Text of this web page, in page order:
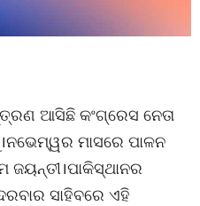
ଆସିଛି କଂଗ୍ରେସ ନେତା
ମାସରେ ପାଳନ
ସାହିବରେ ଏହି